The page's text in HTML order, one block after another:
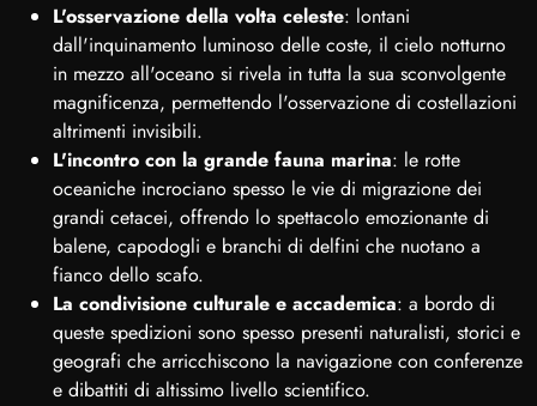
L'osservazione della volta celeste: lontani
dall'inquinamento luminoso delle coste, il cielo notturno
in mezzo all'oceano si rivela in tutta la sua sconvolgente
magnificenza, permettendo l'osservazione di costellazioni
altrimenti invisibili.
L'incontro con la grande fauna marina: le rotte
oceaniche incrociano spesso le vie di migrazione dei
grandi cetacei, offrendo lo spettacolo emozionante di
balene, capodogli e branchi di delfini che nuotano a
fianco dello scafo.
La condivisione culturale e accademica: a bordo di
queste spedizioni sono spesso presenti naturalisti, storici e
geografi che arricchiscono la navigazione con conferenze
e dibattiti di altissimo livello scientifico.